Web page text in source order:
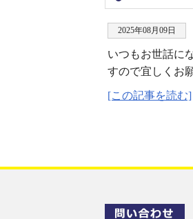
2025年08月09日
いつもお世話に
すので宜しくお
[この記事を読む]